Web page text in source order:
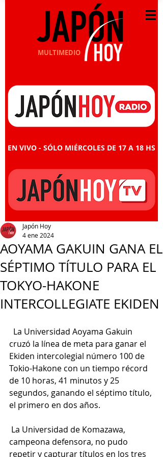
MULTIMEDIO
EN VIVO - SÓLO MIÉRCOLES DE 17 A 18 HS
AOYAMA GAKUIN GANA EL
SÉPTIMO TÍTULO PARA EL
TOKYO-HAKONE
INTERCOLLEGIATE EKIDEN
Japón Hoy
4 ene 2024
La Universidad Aoyama Gakuin
cruzó la línea de meta para ganar el
Ekiden intercolegial número 100 de
Tokio-Hakone con un tiempo récord
de 10 horas, 41 minutos y 25
segundos, ganando el séptimo título,
el primero en dos años.
La Universidad de Komazawa,
campeona defensora, no pudo
repetir y capturar títulos en los tres